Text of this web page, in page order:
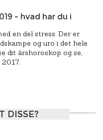
– hvad har du i
en del stress. Der er
og uro i det hele
dit årshoroskop og se,
2017.
DISSE?